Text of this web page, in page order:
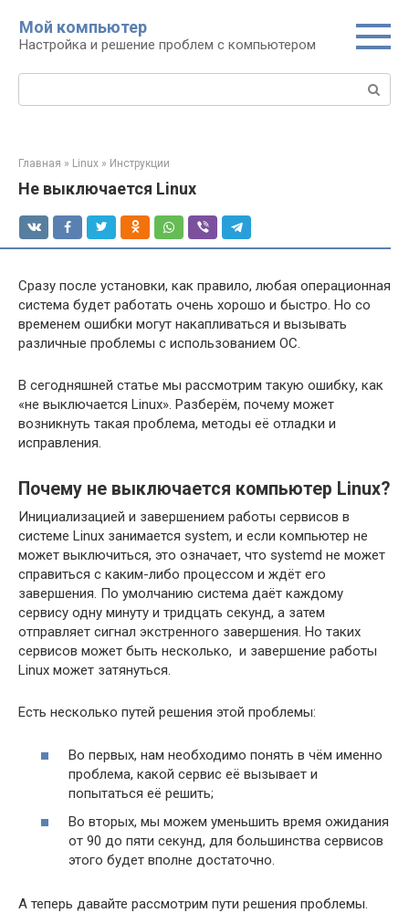
контенту
Мой компьютер
Настройка и решение проблем с компьютером
Поиск:
Главная » Linux » Инструкции
Не выключается Linux
Сразу после установки, как правило, любая операционная
система будет работать очень хорошо и быстро. Но со
временем ошибки могут накапливаться и вызывать
различные проблемы с использованием ОС.
В сегодняшней статье мы рассмотрим такую ошибку, как
«не выключается Linux». Разберём, почему может
возникнуть такая проблема, методы её отладки и
исправления.
Почему не выключается компьютер Linux?
Инициализацией и завершением работы сервисов в
системе Linux занимается system, и если компьютер не
может выключиться, это означает, что systemd не может
справиться с каким-либо процессом и ждёт его
завершения. По умолчанию система даёт каждому
сервису одну минуту и тридцать секунд, а затем
отправляет сигнал экстренного завершения. Но таких
сервисов может быть несколько, и завершение работы
Linux может затянуться.
Есть несколько путей решения этой проблемы:
Во первых, нам необходимо понять в чём именно
проблема, какой сервис её вызывает и
попытаться её решить;
Во вторых, мы можем уменьшить время ожидания
от 90 до пяти секунд, для большинства сервисов
этого будет вполне достаточно.
А теперь давайте рассмотрим пути решения проблемы.